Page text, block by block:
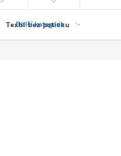
Textil bez potisku